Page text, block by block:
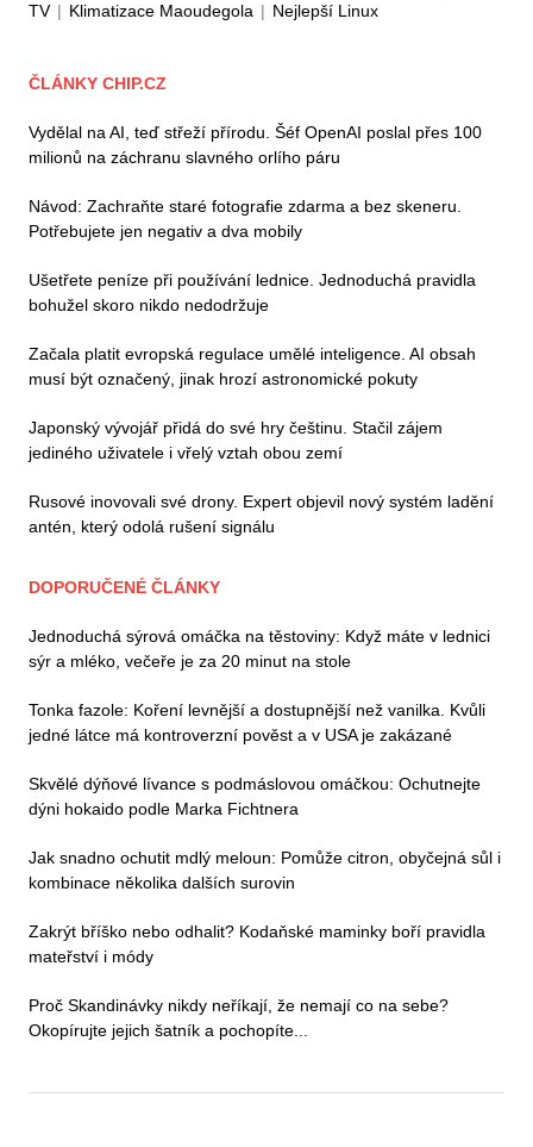
TV | Klimatizace Maoudegola | Nejlepší Linux
ČLÁNKY CHIP.CZ
Vydělal na AI, teď střeží přírodu. Šéf OpenAI poslal přes 100
milionů na záchranu slavného orlího páru
Návod: Zachraňte staré fotografie zdarma a bez skeneru.
Potřebujete jen negativ a dva mobily
Ušetřete peníze při používání lednice. Jednoduchá pravidla
bohužel skoro nikdo nedodržuje
Začala platit evropská regulace umělé inteligence. AI obsah
musí být označený, jinak hrozí astronomické pokuty
Japonský vývojář přidá do své hry češtinu. Stačil zájem
jediného uživatele i vřelý vztah obou zemí
Rusové inovovali své drony. Expert objevil nový systém ladění
antén, který odolá rušení signálu
DOPORUČENÉ ČLÁNKY
Jednoduchá sýrová omáčka na těstoviny: Když máte v lednici
sýr a mléko, večeře je za 20 minut na stole
Tonka fazole: Koření levnější a dostupnější než vanilka. Kvůli
jedné látce má kontroverzní pověst a v USA je zakázané
Skvělé dýňové lívance s podmáslovou omáčkou: Ochutnejte
dýni hokaido podle Marka Fichtnera
Jak snadno ochutit mdlý meloun: Pomůže citron, obyčejná sůl i
kombinace několika dalších surovin
Zakrýt bříško nebo odhalit? Kodaňské maminky boří pravidla
mateřství i módy
Proč Skandinávky nikdy neříkají, že nemají co na sebe?
Okopírujte jejich šatník a pochopíte...